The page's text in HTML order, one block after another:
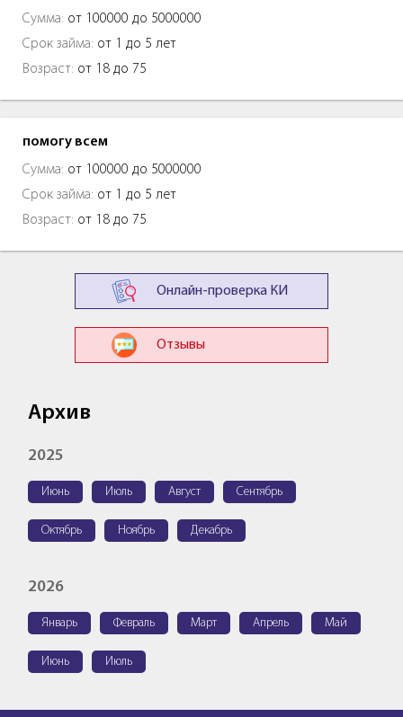
Сумма: от 100000 до 5000000
Срок займа: от 1 до 5 лет
Возраст: от 18 до 75
помогу всем
Сумма: от 100000 до 5000000
Срок займа: от 1 до 5 лет
Возраст: от 18 до 75
Онлайн-проверка КИ
Отзывы
Архив
2025
Июнь Июль Август Сентябрь
Октябрь Ноябрь Декабрь
2026
Январь Февраль Март Апрель Май
Июнь Июль